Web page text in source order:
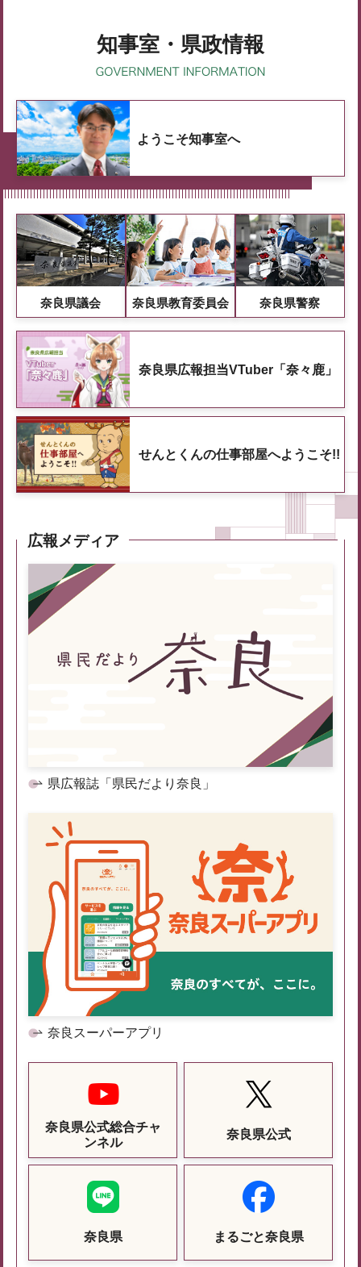
知事室・県政情報
ようこそ知事室へ
奈良県議会 奈良県教育委員会 奈良県警察
奈良県広報担当VTuber「奈々鹿」
せんとくんの仕事部屋へようこそ!!
広報メディア
県広報誌「県民だより奈良」
奈良スーパーアプリ
奈良県公式総合チャ
ンネル
奈良県公式
奈良県 まるごと奈良県